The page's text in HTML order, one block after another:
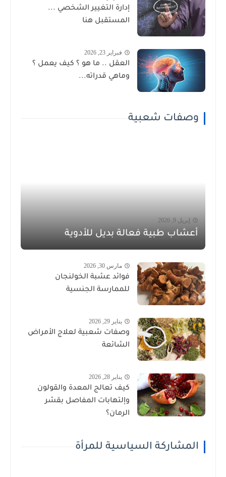
إدارة التغيير الشخصي ...
المستقبل هنا
فبراير 23, 2026
العقل .. ما هو ؟ كيف يعمل ؟
وماهي قدراته...
وصفات شعبية
إبريل 9, 2026
أعشاب طبية فعالة بديل للأدوية
مارس 30, 2026
فوائد عشبة الخولنجان
للممارسة الجنسية
يناير 29, 2026
وصفات شعبية لعلاج الأمراض
الشائعة
يناير 28, 2026
كيف تعالج المعدة والقولون
وإلتهابات المفاصل بقشر
الرمان؟
المشاركة السياسية للمرأة